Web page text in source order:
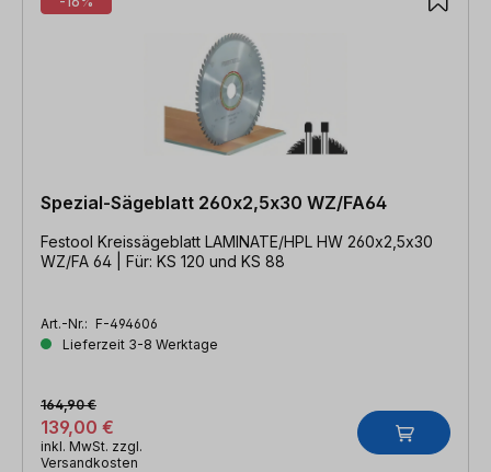
Spezial-Sägeblatt 260x2,5x30 WZ/FA64
Festool Kreissägeblatt LAMINATE/HPL HW 260x2,5x30
WZ/FA 64 | Für: KS 120 und KS 88
Art.-Nr.: F-494606
Lieferzeit 3-8 Werktage
139,00 €
164,90 €
inkl. MwSt. zzgl.
Versandkosten